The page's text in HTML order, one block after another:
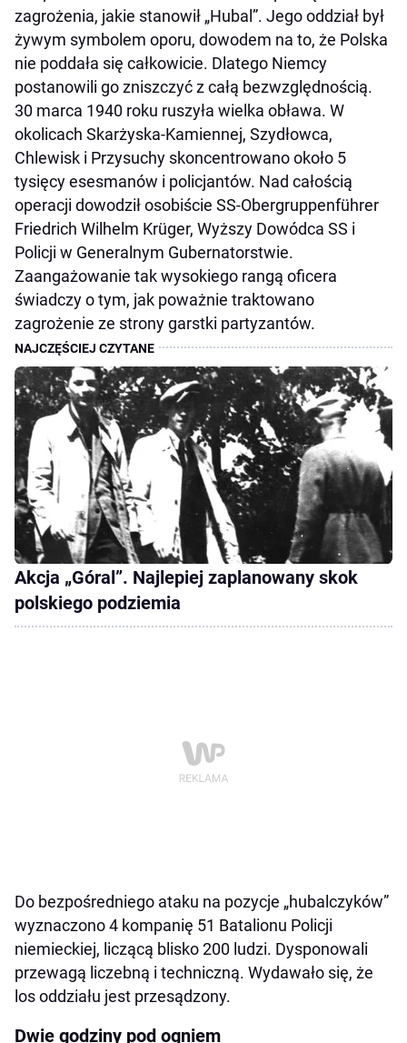
zagrożenia, jakie stanowił „Hubal”. Jego oddział był
żywym symbolem oporu, dowodem na to, że Polska
nie poddała się całkowicie. Dlatego Niemcy
postanowili go zniszczyć z całą bezwzględnością.
30 marca 1940 roku ruszyła wielka obława. W
okolicach Skarżyska-Kamiennej, Szydłowca,
Chlewisk i Przysuchy skoncentrowano około 5
tysięcy esesmanów i policjantów. Nad całością
operacji dowodził osobiście SS-Obergruppenführer
Friedrich Wilhelm Krüger, Wyższy Dowódca SS i
Policji w Generalnym Gubernatorstwie.
Zaangażowanie tak wysokiego rangą oficera
świadczy o tym, jak poważnie traktowano
zagrożenie ze strony garstki partyzantów.
Akcja „Góral”. Najlepiej zaplanowany skok
polskiego podziemia
Do bezpośredniego ataku na pozycje „hubalczyków”
wyznaczono 4 kompanię 51 Batalionu Policji
niemieckiej, liczącą blisko 200 ludzi. Dysponowali
przewagą liczebną i techniczną. Wydawało się, że
los oddziału jest przesądzony.
Dwie godziny pod ogniem